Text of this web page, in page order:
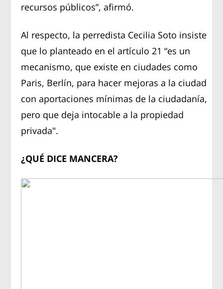
recursos públicos”, afirmó.
Al respecto, la perredista Cecilia Soto insiste
que lo planteado en el artículo 21 “es un
mecanismo, que existe en ciudades como
Paris, Berlín, para hacer mejoras a la ciudad
con aportaciones mínimas de la ciudadanía,
pero que deja intocable a la propiedad
privada".
¿QUÉ DICE MANCERA?